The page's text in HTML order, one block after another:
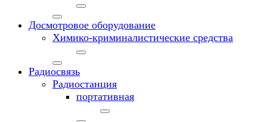
Досмотровое оборудование
Химико-криминалистические средства
Радиосвязь
Радиостанция
портативная